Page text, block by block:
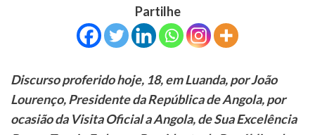
Partilhe
Discurso proferido hoje, 18, em Luanda, por João
Lourenço, Presidente da República de Angola, por
ocasião da Visita Oficial a Angola, de Sua Excelência